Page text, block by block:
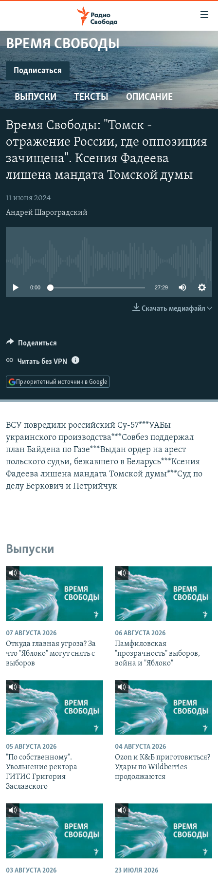
упрощенного
доступа
Вернуться
к
основному
содержанию
Вернутся
главной
навигации
поиску
ПРОГРАММЫ
ПОДКАСТЫ
АВТОРСКИЕ ПРОЕКТЫ
ЦИТАТЫ СВОБОДЫ
МНЕНИЯ
КУЛЬТУРА
IDEL.РЕАЛИИ
КАВКАЗ.РЕАЛИИ
СИБИРЬ.РЕАЛИИ
РАСПИСАНИЕ ВЕЩАНИЯ
ВРЕМЯ СВОБОДЫ
Подписаться
ПОДПИСАТЬСЯ
SoundCloud
CastBox
YouTube
Подписаться
ВЫПУСКИ ТЕКСТЫ ОПИСАНИЕ
Время Свободы: "Томск -
отражение России, где оппозиция
зачищена". Ксения Фадеева
лишена мандата Томской думы
11 июня 2024
Андрей Шароградский
0:00 27:29
Скачать медиафайл
Поделиться
Читать без VPN
Приоритетный источник в Google
ВСУ повредили российский Су-57***УАБы
украинского производства***Совбез поддержал
план Байдена по Газе***Выдан ордер на арест
польского судьи, бежавшего в Беларусь***Ксения
Фадеева лишена мандата Томской думы***Суд по
делу Беркович и Петрийчук
Выпуски
07 АВГУСТА 2026
Откуда главная угроза? За
что "Яблоко" могут снять с
выборов
06 АВГУСТА 2026
Памфиловская
"прозрачность" выборов,
война и "Яблоко"
05 АВГУСТА 2026
"По собственному".
Увольнение ректора
ГИТИС Григория
Заславского
04 АВГУСТА 2026
Ozon и К&Б приготовиться?
Удары по Wildberries
продолжаются
03 АВГУСТА 2026 23 ИЮЛЯ 2026